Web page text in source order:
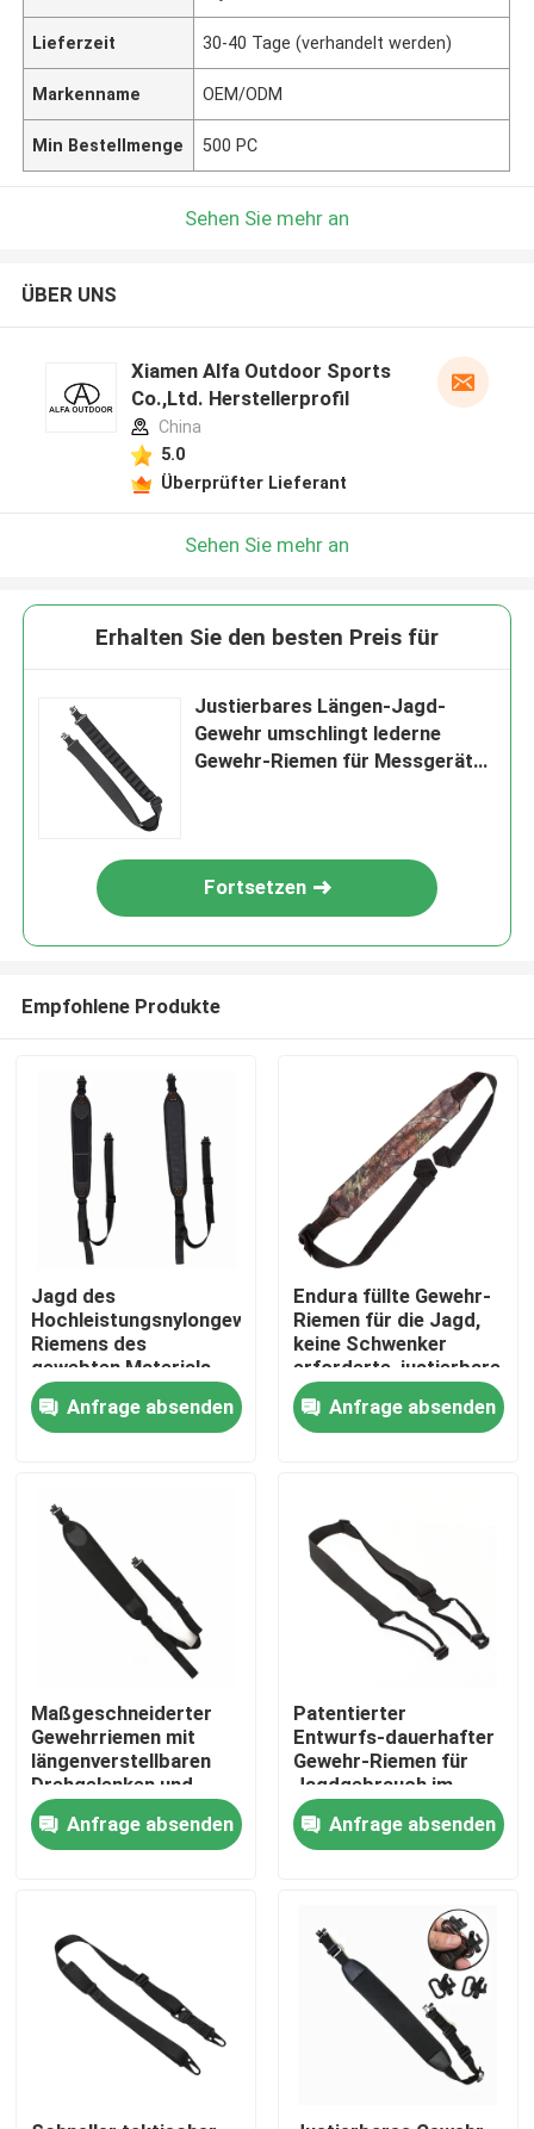
Zu Hause
Produkte
Über uns
Werksbesichtigung
Qualitätskontrolle
Kontakt mit uns
Bitte um ein Angebot
Taktische Gewehr-Tasche
Lieferzeit 30-40 Tage (verhandelt werden)
Markenname OEM/ODM
Min Bestellmenge 500 PC
Sehen Sie mehr an
ÜBER UNS
Xiamen Alfa Outdoor Sports
Co.,Ltd. Herstellerprofil
China
5.0
Überprüfter Lieferant
Sehen Sie mehr an
Erhalten Sie den besten Preis für
Justierbares Längen-Jagd-
Gewehr umschlingt lederne
Gewehr-Riemen für Messgerät
Fortsetzen
Empfohlene Produkte
Jagd des
Hochleistungsnylongewehr-
Riemens des
gewebten Materials
mit Schwenkern
Anfrage absenden
Endura füllte Gewehr-
Riemen für die Jagd,
keine Schwenker
erforderte, justierbare
Länge auf
Anfrage absenden
Maßgeschneiderter
Gewehrriemen mit
längenverstellbaren
Drehgelenken und
rutschfester
Polsterung
Anfrage absenden
Patentierter
Entwurfs-dauerhafter
Gewehr-Riemen für
Jagdgebrauch im
Freien
Anfrage absenden